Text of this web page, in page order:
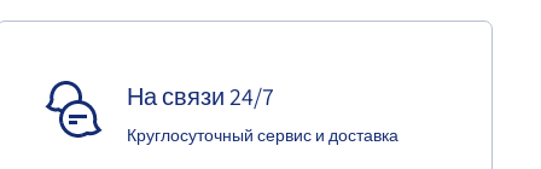
На связи 24/7
Круглосуточный сервис и доставка